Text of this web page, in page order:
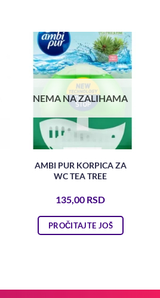
NEMA NA ZALIHAMA
AMBI PUR KORPICA ZA
WC TEA TREE
135,00 RSD
PROČITAJTE JOŠ